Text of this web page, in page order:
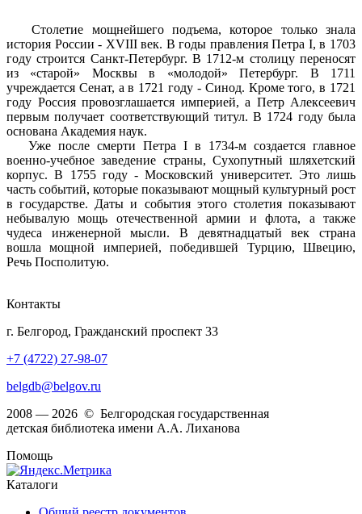
Столетие мощнейшего подъема, которое только знала
история России - XVIII век. В годы правления Петра I, в 1703
году строится Санкт-Петербург. В 1712-м столицу переносят
из «старой» Москвы в «молодой» Петербург. В 1711
учреждается Сенат, а в 1721 году - Синод. Кроме того, в 1721
году Россия провозглашается империей, а Петр Алексеевич
первым получает соответствующий титул. В 1724 году была
основана Академия наук.
Уже после смерти Петра I в 1734-м создается главное
военно-учебное заведение страны, Сухопутный шляхетский
корпус. В 1755 году - Московский университет. Это лишь
часть событий, которые показывают мощный культурный рост
в государстве. Даты и события этого столетия показывают
небывалую мощь отечественной армии и флота, а также
чудеса инженерной мысли. В девятнадцатый век страна
вошла мощной империей, победившей Турцию, Швецию,
Речь Посполитую.
Контакты
г. Белгород, Гражданский проспект 33
+7 (4722) 27-98-07
belgdb@belgov.ru
2008 — 2026 © Белгородская государственная
детская библиотека имени А.А. Лиханова
Помощь
Каталоги